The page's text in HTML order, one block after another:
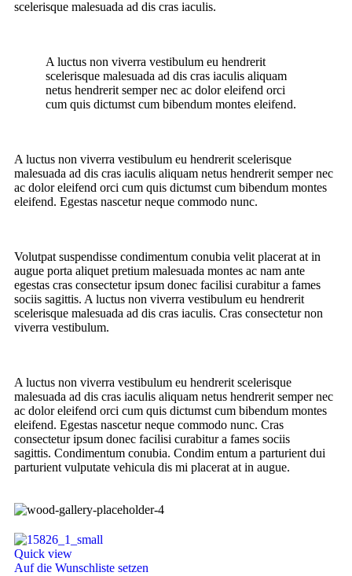
scelerisque malesuada ad dis cras iaculis.
A luctus non viverra vestibulum eu hendrerit
scelerisque malesuada ad dis cras iaculis aliquam
netus hendrerit semper nec ac dolor eleifend orci
cum quis dictumst cum bibendum montes eleifend.
A luctus non viverra vestibulum eu hendrerit scelerisque
malesuada ad dis cras iaculis aliquam netus hendrerit semper nec
ac dolor eleifend orci cum quis dictumst cum bibendum montes
eleifend. Egestas nascetur neque commodo nunc.
Volutpat suspendisse condimentum conubia velit placerat at in
augue porta aliquet pretium malesuada montes ac nam ante
egestas cras consectetur ipsum donec facilisi curabitur a fames
sociis sagittis. A luctus non viverra vestibulum eu hendrerit
scelerisque malesuada ad dis cras iaculis. Cras consectetur non
viverra vestibulum.
A luctus non viverra vestibulum eu hendrerit scelerisque
malesuada ad dis cras iaculis aliquam netus hendrerit semper nec
ac dolor eleifend orci cum quis dictumst cum bibendum montes
eleifend. Egestas nascetur neque commodo nunc. Cras
consectetur ipsum donec facilisi curabitur a fames sociis
sagittis. Condimentum conubia. Condim entum a parturient dui
parturient vulputate vehicula dis mi placerat at in augue.
Quick view
Auf die Wunschliste setzen